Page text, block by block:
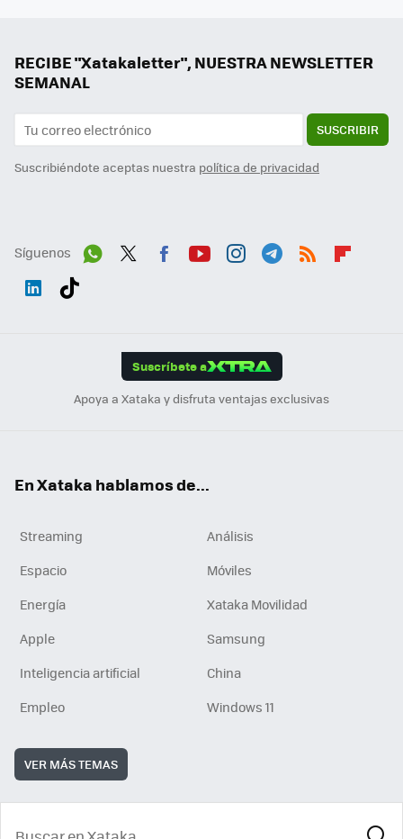
RECIBE "Xatakaletter", NUESTRA NEWSLETTER
SEMANAL
SUSCRIBIR
Suscribiéndote aceptas nuestra política de privacidad
Síguenos
Suscríbete a
Apoya a Xataka y disfruta ventajas exclusivas
En Xataka hablamos de...
Streaming
Análisis
Espacio
Móviles
Energía
Xataka Movilidad
Apple
Samsung
Inteligencia artificial
China
Empleo
Windows 11
VER MÁS TEMAS